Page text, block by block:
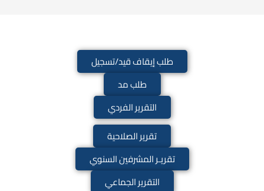
طلب إيقاف قيد/تسجيل
طلب مد
التقرير الفردي
تقرير الصلاحية
تقريـر المشرفين السنوي
التقرير الجماعي